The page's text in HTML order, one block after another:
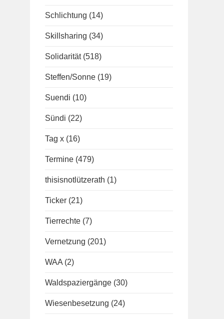
Schlichtung (14)
Skillsharing (34)
Solidarität (518)
Steffen/Sonne (19)
Suendi (10)
Sündi (22)
Tag x (16)
Termine (479)
thisisnotlützerath (1)
Ticker (21)
Tierrechte (7)
Vernetzung (201)
WAA (2)
Waldspaziergänge (30)
Wiesenbesetzung (24)